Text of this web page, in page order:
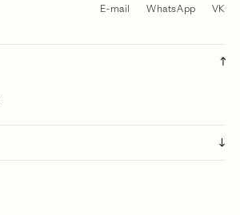
E-mail WhatsApp VK